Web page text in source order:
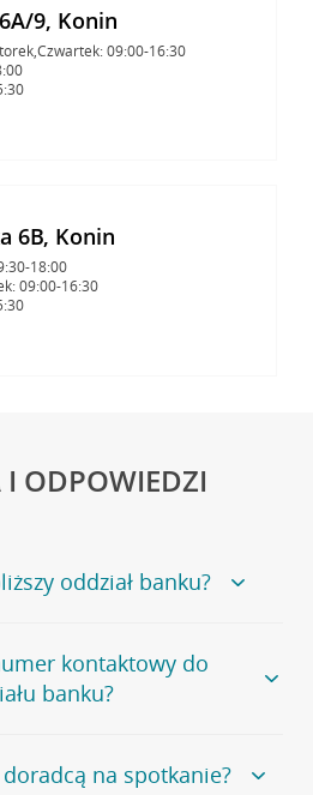
9, Konin
09:00-16:30
6B, Konin
18:00
09:00-16:30
I ODPOWIEDZI
oddział banku?
banku, zapraszamy na
, na której znajduje się
kontaktowy do
banku?
ogólnego numeru
na spotkanie?